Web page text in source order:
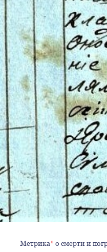
Метрика* о смерти и